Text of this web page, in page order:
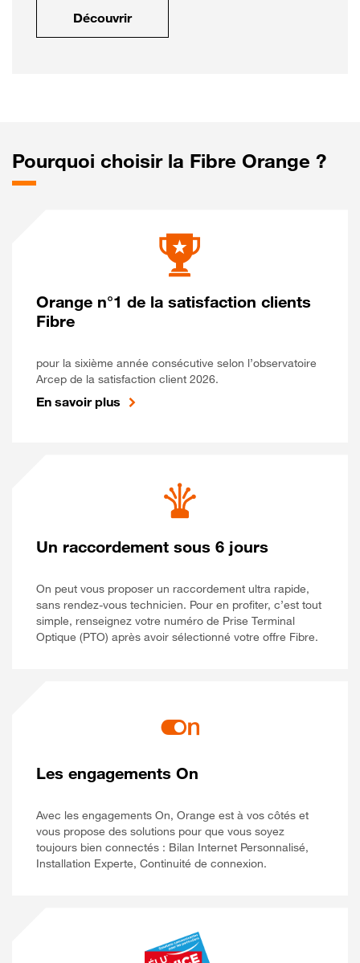
Découvrir
Pourquoi choisir la Fibre Orange ?
Orange n°1 de la satisfaction clients
Fibre
pour la sixième année consécutive selon l’observatoire
Arcep de la satisfaction client 2026.
En savoir plus
Un raccordement sous 6 jours
On peut vous proposer un raccordement ultra rapide,
sans rendez-vous technicien. Pour en profiter, c’est tout
simple, renseignez votre numéro de Prise Terminal
Optique (PTO) après avoir sélectionné votre offre Fibre.
Les engagements On
Avec les engagements On, Orange est à vos côtés et
vous propose des solutions pour que vous soyez
toujours bien connectés : Bilan Internet Personnalisé,
Installation Experte, Continuité de connexion.